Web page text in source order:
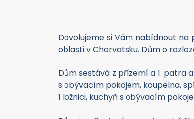
Dovolujeme si Vám nabídnout na
oblasti v Chorvatsku. Dům o
Dům sestává z přízemí a 1. patra
s obývacím pokojem, koupelna,
1 ložnici, kuchyň s obývacím